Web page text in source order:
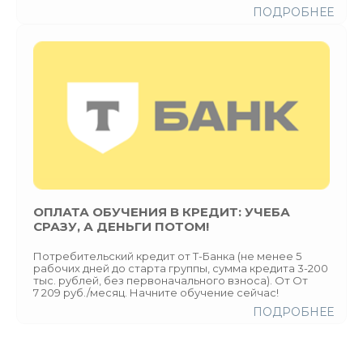
ПОДРОБНЕЕ
ОПЛАТА ОБУЧЕНИЯ В КРЕДИТ: УЧЕБА
СРАЗУ, А ДЕНЬГИ ПОТОМ!
Потребительский кредит от Т-Банка (не менее 5
рабочих дней до старта группы, сумма кредита 3-200
тыс. рублей, без первоначального взноса). От От
7 209 руб./месяц. Начните обучение сейчас!
ПОДРОБНЕЕ